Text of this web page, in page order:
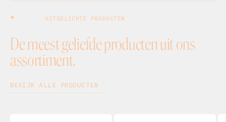
UITGELICHTE PRODUCTEN
De meest geliefde producten uit ons
assortiment.
BEKIJK ALLE PRODUCTEN